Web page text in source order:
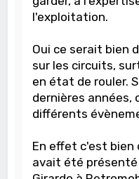
l'exploitation.
Oui ce serait bien
sur les circuits,
en état de rouler.
dernières années,
différents
En effet c'est bien
avait été